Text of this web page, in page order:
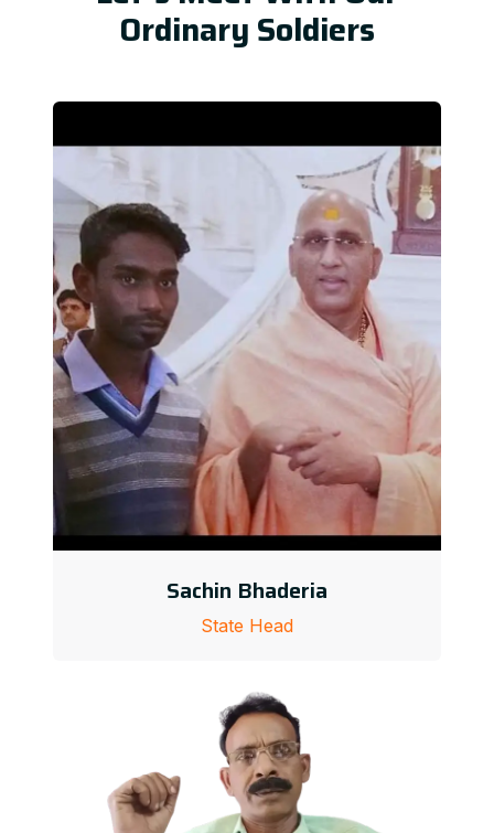
Ordinary Soldiers
Sachin Bhaderia
State Head